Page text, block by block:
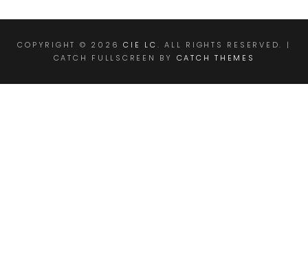
COPYRIGHT © 2026CIE LC. ALL RIGHTS RESERVED. |
CATCH FULLSCREEN BY CATCH THEMES